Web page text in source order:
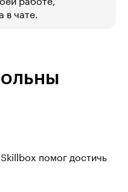
в чате.
помог достичь